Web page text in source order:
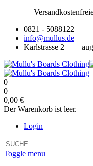
0821 - 5088122
info@mullus.de
Karlstrasse 2
0
0
0,00 €
Der Warenkorb ist leer.
Login
Toggle menu